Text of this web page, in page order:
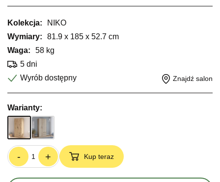
Kolekcja:
NIKO
Wymiary:
81.9 x 185 x 52.7 cm
Waga:
58 kg
5 dni
Wyrób dostępny
Znajdź salon
Warianty:
- + Kup teraz